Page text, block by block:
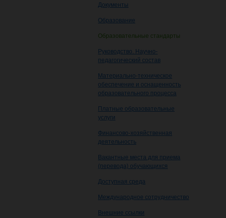
Документы
Образование
Образовательные стандарты
Руководство. Научно-
педагогический состав
Материально-техническое
обеспечение и оснащенность
образовательного процесса
Платные образовательные
услуги
Финансово-хозяйственная
деятельность
Вакантные места для приема
(перевода) обучающихся
Доступная среда
Международное сотрудничество
Внешние ссылки